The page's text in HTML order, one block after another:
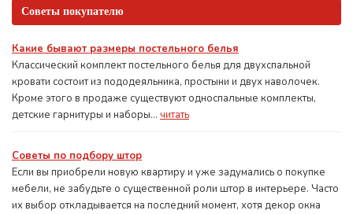
Советы покупателю
Какие бывают размеры постельного белья
Классический комплект постельного белья для двухспальной
кровати состоит из пододеяльника, простыни и двух наволочек.
Кроме этого в продаже существуют односпальные комплекты,
детские гарнитуры и наборы... читать
Советы по подбору штор
Если вы приобрели новую квартиру и уже задумались о покупке
мебели, не забудьте о существенной роли штор в интерьере. Часто
их выбор откладывается на последний момент, хотя декор окна